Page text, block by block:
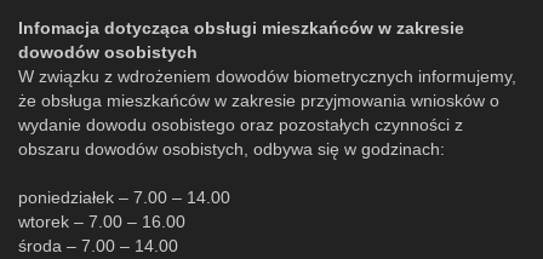
Infomacja dotycząca obsługi mieszkańców w zakresie
dowodów osobistych
W związku z wdrożeniem dowodów biometrycznych informujemy,
że obsługa mieszkańców w zakresie przyjmowania wniosków o
wydanie dowodu osobistego oraz pozostałych czynności z
obszaru dowodów osobistych, odbywa się w godzinach:
poniedziałek – 7.00 – 14.00
wtorek – 7.00 – 16.00
środa – 7.00 – 14.00